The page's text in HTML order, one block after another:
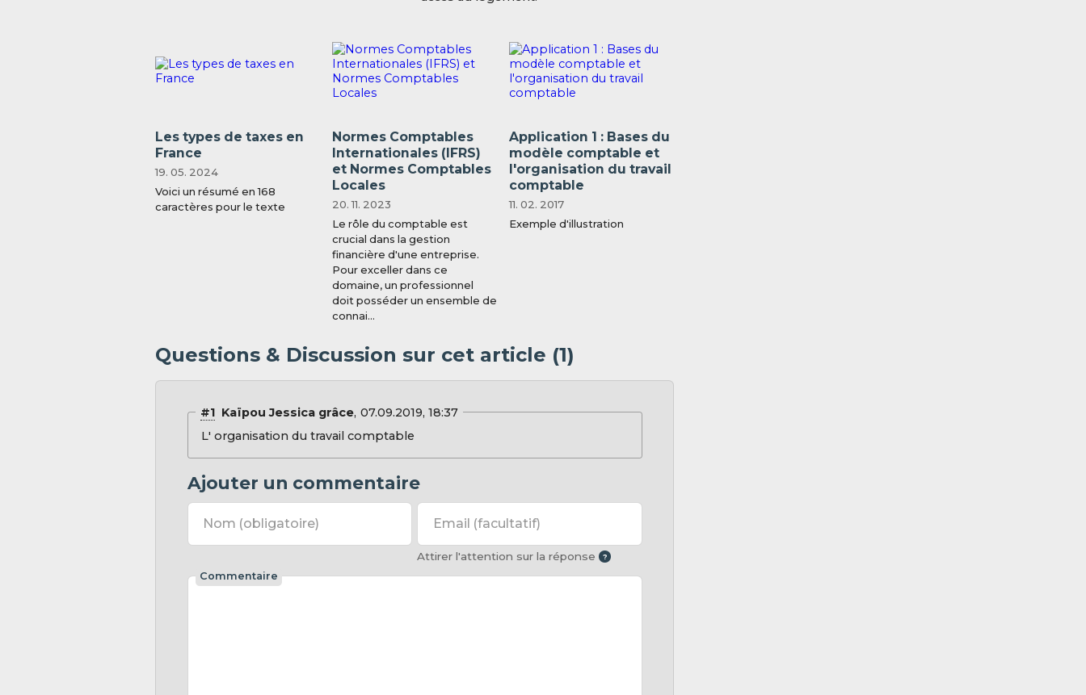
Les types de taxes en
France
19. 05. 2024
Voici un résumé en 168
caractères pour le texte
Normes Comptables
Internationales (IFRS)
et Normes Comptables
Locales
20. 11. 2023
Le rôle du comptable est
crucial dans la gestion
financière d'une entreprise.
Pour exceller dans ce
domaine, un professionnel
doit posséder un ensemble de
connai...
Application 1 : Bases du
modèle comptable et
l'organisation du travail
comptable
11. 02. 2017
Exemple d'illustration
Questions & Discussion sur cet article (1)
#1Kaïpou Jessica grâce 07.09.2019, 18:37
L' organisation du travail comptable
Ajouter un commentaire
Nom (obligatoire) Email (facultatif)
Attirer l'attention sur la réponse
Commentaire